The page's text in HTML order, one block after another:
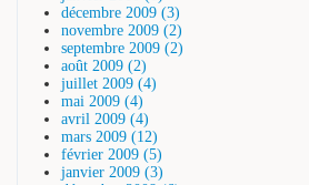
décembre 2009 (3)
novembre 2009 (2)
septembre 2009 (2)
août 2009 (2)
juillet 2009 (4)
mai 2009 (4)
avril 2009 (4)
mars 2009 (12)
février 2009 (5)
janvier 2009 (3)